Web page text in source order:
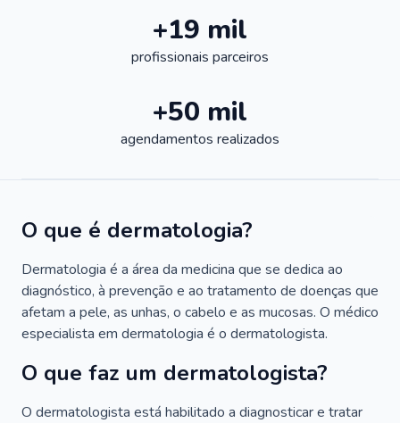
+19 mil
profissionais parceiros
+50 mil
agendamentos realizados
O que é dermatologia?
Dermatologia é a área da medicina que se dedica ao
diagnóstico, à prevenção e ao tratamento de doenças que
afetam a pele, as unhas, o cabelo e as mucosas. O médico
especialista em dermatologia é o dermatologista.
O que faz um dermatologista?
O dermatologista está habilitado a diagnosticar e tratar